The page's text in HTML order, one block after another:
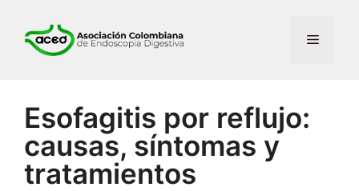
Esofagitis por reflujo:
causas, síntomas y
tratamientos